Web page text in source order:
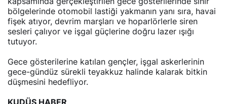
bölgelerinde otomobil lastiği yakmanın yanı sıra, havai
fişek atıyor, devrim marşları ve hoparlörlerle siren
sesleri çalıyor ve işgal güçlerine doğru lazer ışığı
tutuyor.
Gece gösterilerine katılan gençler, işgal askerlerinin
gece-gündüz sürekli teyakkuz halinde kalarak bitkin
düşmesini hedefliyor.
KUDÜS HABER